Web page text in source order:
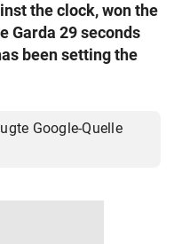
the clock, won the
Garda 29 seconds
been setting the
Google-Quelle